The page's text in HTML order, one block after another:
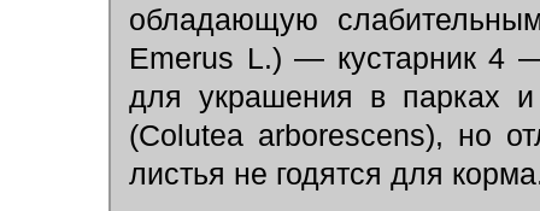
обладающую
Emerus L.) — кустарник 4
для украшения в парках
(Colutea arborescens), но
листья не годятся для